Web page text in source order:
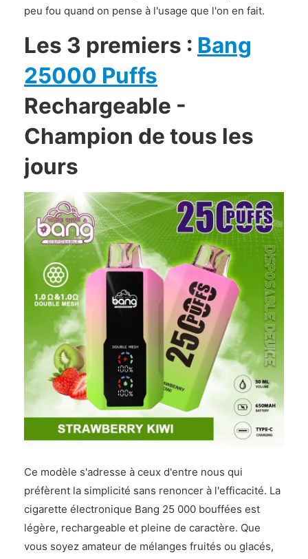
peu fou quand on pense à l'usage que l'on en fait.
Les 3 premiers : Bang
25000 Puffs
Rechargeable -
Champion de tous les
jours
Ce modèle s'adresse à ceux d'entre nous qui
préfèrent la simplicité sans renoncer à l'efficacité. La
cigarette électronique Bang 25 000 bouffées est
légère, rechargeable et pleine de caractère. Que
vous soyez amateur de mélanges fruités ou glacés,